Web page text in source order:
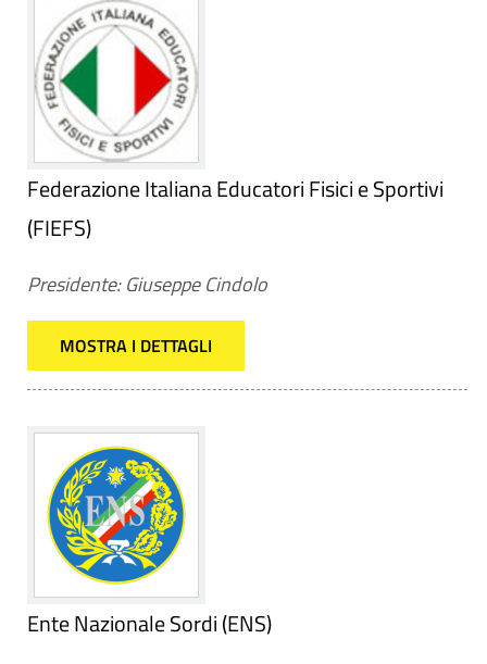
Federazione Italiana Educatori Fisici e Sportivi
(FIEFS)
Presidente: Giuseppe Cindolo
MOSTRA I DETTAGLI
Ente Nazionale Sordi (ENS)